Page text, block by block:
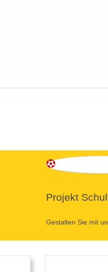
Projekt
Gestalten Sie mit